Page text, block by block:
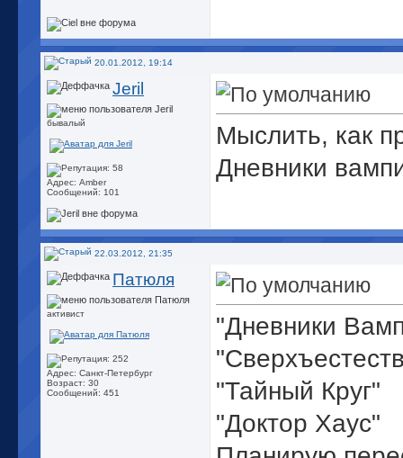
20.01.2012, 19:14
Jeril
бывалый
Адрес: Amber
Сообщений: 101
Мыслить, как
Дневники
22.03.2012, 21:35
Патюля
активист
Адрес: Санкт-Петербург
Возраст: 30
Сообщений: 451
"Дневники
"Тайный Круг"
"Доктор Хаус"